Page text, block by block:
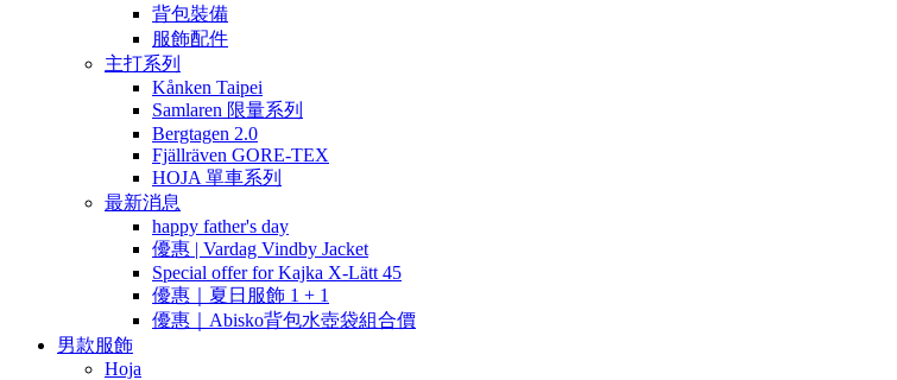
背包裝備
服飾配件
主打系列
Kånken Taipei
Samlaren 限量系列
Bergtagen 2.0
Fjällräven GORE-TEX
HOJA 單車系列
最新消息
happy father's day
優惠 | Vardag Vindby Jacket
Special offer for Kajka X-Lätt 45
優惠｜夏日服飾 1 + 1
優惠｜Abisko背包水壺袋組合價
男款服飾
Hoja